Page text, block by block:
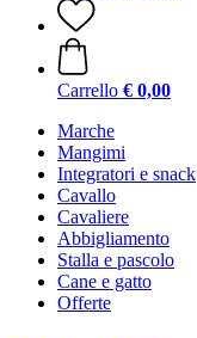
Carrello € 0,00
Marche
Mangimi
Integratori e snack
Cavallo
Cavaliere
Abbigliamento
Stalla e pascolo
Cane e gatto
Offerte